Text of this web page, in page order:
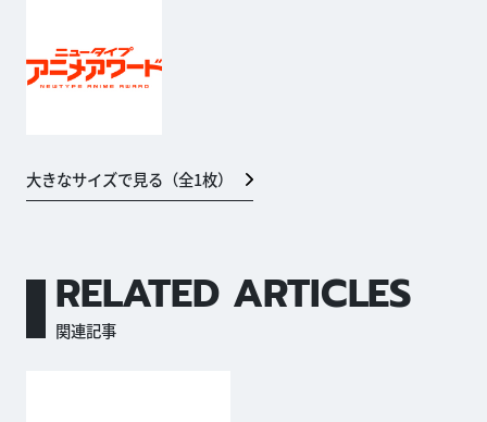
大きなサイズで見る（全1枚）
RELATED ARTICLES
関連記事